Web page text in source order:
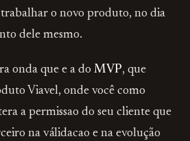
trabalhar o novo produto, no dia
dele mesmo.
onda que e a do MVP, que
Viavel, onde você como
a permissao do seu cliente que
na válidacao e na evolução